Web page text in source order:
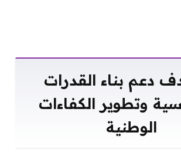
دعم بناء القدرات
وتطوير الكفاءات
الوطنية